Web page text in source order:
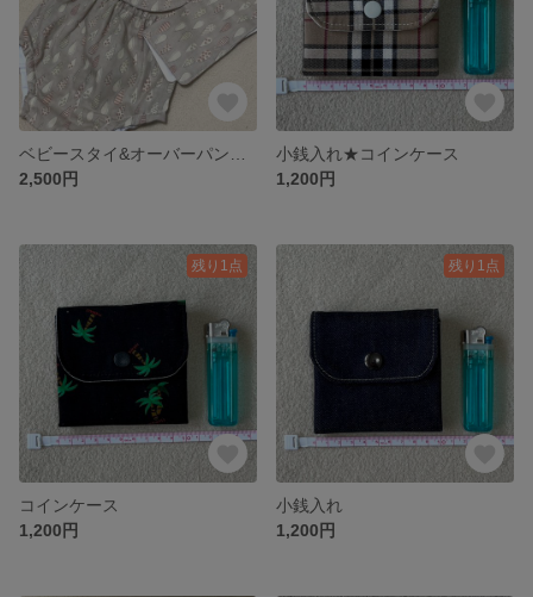
2,500円
小銭入れ★コインケース
1,200円
残り1点
コインケース
1,200円
残り1点
小銭入れ
1,200円